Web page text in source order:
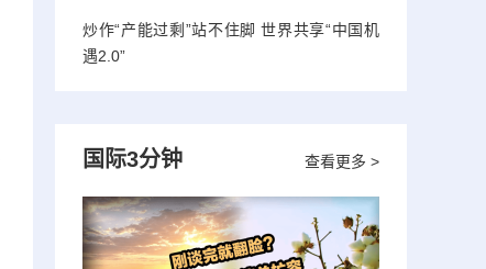
炒作“产能过剩”站不住脚 世界共享“中国机
遇2.0”
查看更多 >
国际3分钟